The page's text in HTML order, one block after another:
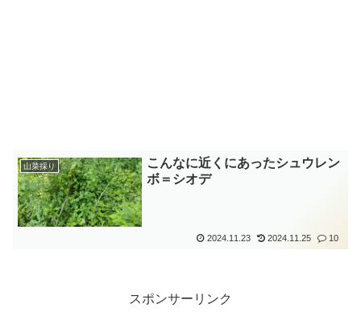
山菜採り
こんなに近くにあったシュウレン
ボ＝シオデ
2024.11.23 2024.11.25 10
スポンサーリンク